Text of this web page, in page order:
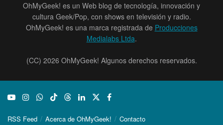
OhMyGeek! es un Web blog de tecnología, innovación y
cultura Geek/Pop, con shows en televisión y radio.
OhMyGeek! es una marca registrada de Producciones
Medialabs Ltda.
(CC) 2026 OhMyGeek! Algunos derechos reservados.
RSS Feed Acerca de OhMyGeek! Contacto